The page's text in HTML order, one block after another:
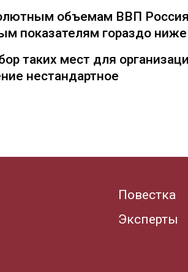
объемам ВВП
показателям гораздо ниже
таких мест для
нестандартное
Повестка
Эксперты